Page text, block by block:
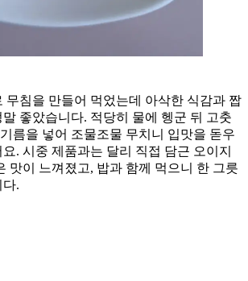
무침을 만들어 먹었는데 아삭한 식감과 짭
좋았습니다. 적당히 물에 헹군 뒤 고춧
름을 넣어 조물조물 무치니 입맛을 돋우
. 시중 제품과는 달리 직접 담근 오이지
맛이 느껴졌고, 밥과 함께 먹으니 한 그릇
다.